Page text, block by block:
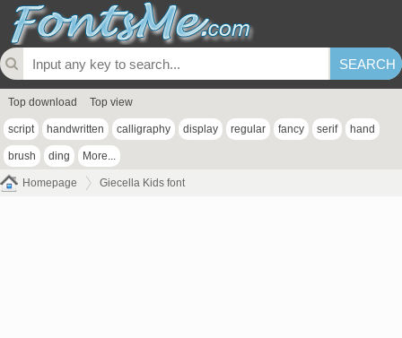
Top download Top view
script handwritten calligraphy display regular fancy serif hand
brush ding More...
Homepage Giecella Kids font